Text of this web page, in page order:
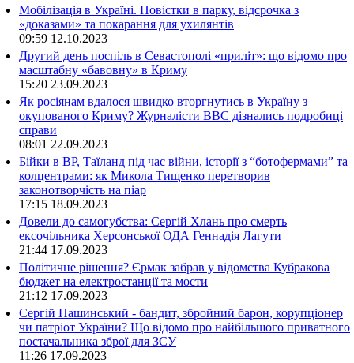
Мобілізація в Україні. Повістки в парку, відсрочка з
«доказами» та покарання для ухилянтів
09:59 12.10.2023
Другий день поспіль в Севастополі «приліт»: що відомо про
масштабну «бавовну» в Криму
15:20 23.09.2023
Як росіянам вдалося швидко вторгнутись в Україну з
окупованого Криму? Журналісти ВВС дізнались подробиці
справи
08:01 22.09.2023
Бійки в ВР, Таїланд під час війни, історії з “ботофермами” та
колцентрами: як Микола Тищенко перетворив
законотворчість на піар
17:15 18.09.2023
Довели до самогубства: Сергій Хлань про смерть
ексочільника Херсонської ОДА Геннадія Лагути
21:44 17.09.2023
Політичне рішення? Єрмак забрав у відомства Кубракова
бюджет на електростанції та мости
21:12 17.09.2023
Сергій Пашинський - бандит, збройний барон, корупціонер
чи патріот України? Що відомо про найбільшого приватного
постачальника зброї для ЗСУ
11:26 17.09.2023